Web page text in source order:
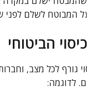
המבוטח לשלם
הביטוחי
גורף לכל מצב,
לדוגמה: